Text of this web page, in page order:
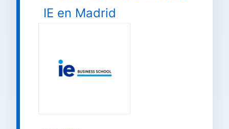
IE en Madrid